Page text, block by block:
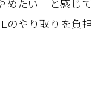
めたい」と感じ
のやり取りを負